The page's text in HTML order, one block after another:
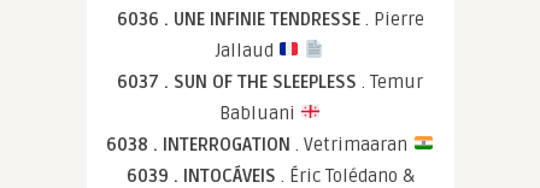
6036 . UNE INFINIE TENDRESSE . Pierre
Jallaud
6037 . SUN OF THE SLEEPLESS . Temur
Babluani
6038 . INTERROGATION. Vetrimaaran
6039 . INTOCÁVEIS . Éric Tolédano &